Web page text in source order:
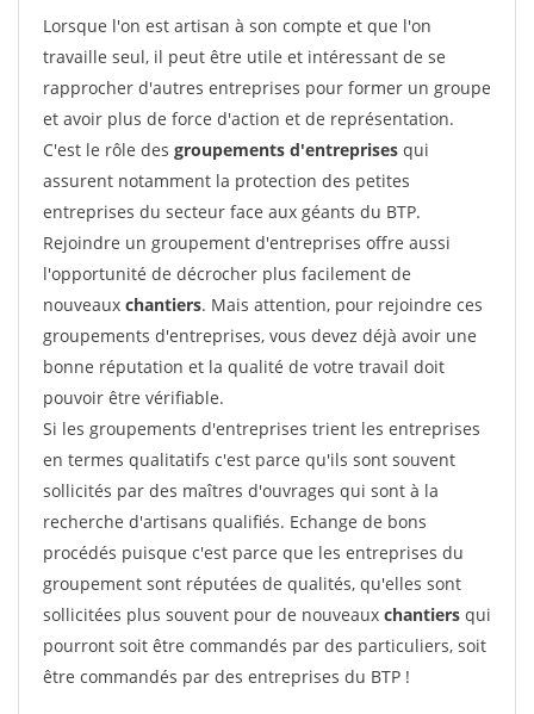
Lorsque l'on est artisan à son compte et que l'on
travaille seul, il peut être utile et intéressant de se
rapprocher d'autres entreprises pour former un groupe
et avoir plus de force d'action et de représentation.
C'est le rôle des groupements d'entreprises qui
assurent notamment la protection des petites
entreprises du secteur face aux géants du BTP.
Rejoindre un groupement d'entreprises offre aussi
l'opportunité de décrocher plus facilement de
nouveaux chantiers. Mais attention, pour rejoindre ces
groupements d'entreprises, vous devez déjà avoir une
bonne réputation et la qualité de votre travail doit
pouvoir être vérifiable.
Si les groupements d'entreprises trient les entreprises
en termes qualitatifs c'est parce qu'ils sont souvent
sollicités par des maîtres d'ouvrages qui sont à la
recherche d'artisans qualifiés. Echange de bons
procédés puisque c'est parce que les entreprises du
groupement sont réputées de qualités, qu'elles sont
sollicitées plus souvent pour de nouveaux chantiers qui
pourront soit être commandés par des particuliers, soit
être commandés par des entreprises du BTP !